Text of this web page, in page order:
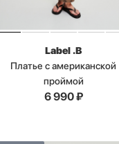
Label .B
Платье с американской
проймой
6 990₽